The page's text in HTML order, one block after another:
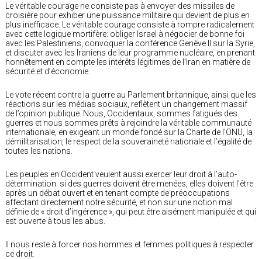
Le véritable courage ne consiste pas à envoyer des missiles de
croisière pour exhiber une puissance militaire qui devient de plus en
plus inefficace. Le véritable courage consiste à rompre radicalement
avec cette logique mortifère: obliger Israel à négocier de bonne foi
avec les Palestiniens, convoquer la conférence Genève II sur la Syrie,
et discuter avec les Iraniens de leur programme nucléaire, en prenant
honnêtement en compte les intérêts légitimes de l’Iran en matière de
sécurité et d’économie.
Le vote récent contre la guerre au Parlement britannique, ainsi que les
réactions sur les médias sociaux, reflètent un changement massif
de l’opinion publique. Nous, Occidentaux, sommes fatigués des
guerres et nous sommes prêts à rejoindre la véritable communauté
internationale, en exigeant un monde fondé sur la Charte de l’ONU, la
démilitarisation, le respect de la souveraineté nationale et l’égalité de
toutes les nations.
Les peuples en Occident veulent aussi exercer leur droit à l’auto-
détermination: si des guerres doivent être menées, elles doivent l’être
après un débat ouvert et en tenant compte de préoccupations
affectant directement notre sécurité, et non sur une notion mal
définie de « droit d’ingérence », qui peut être aisément manipulée et qui
est ouverte à tous les abus.
Il nous reste à forcer nos hommes et femmes politiques à respecter
ce droit.